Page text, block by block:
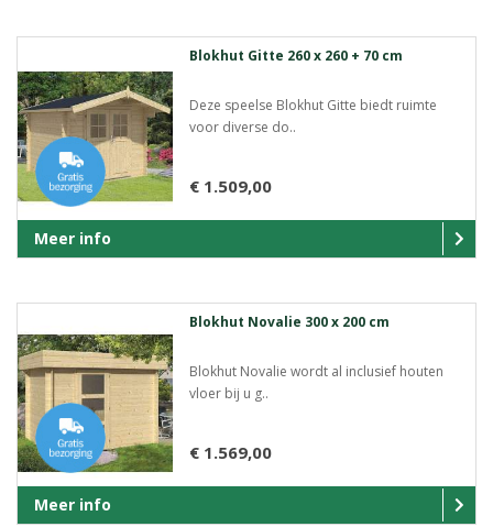
Blokhut Gitte 260 x 260 + 70 cm
Deze speelse Blokhut Gitte biedt ruimte
voor diverse do..
€ 1.509,00
Meer info
Blokhut Novalie 300 x 200 cm
Blokhut Novalie wordt al inclusief houten
vloer bij u g..
€ 1.569,00
Meer info